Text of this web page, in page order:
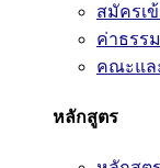
สมัครเ
ค่าธรร
คณะแล
หลักสูตร